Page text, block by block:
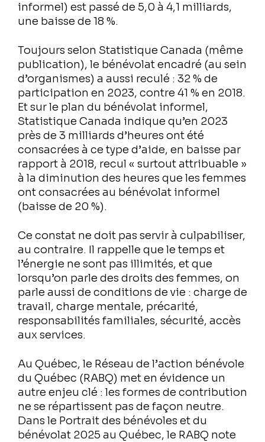
informel) est passé de 5,0 à 4,1 milliards,
une baisse de 18 %.
Toujours selon Statistique Canada (même
publication), le bénévolat encadré (au sein
d’organismes) a aussi reculé : 32 % de
participation en 2023, contre 41 % en 2018.
Et sur le plan du bénévolat informel,
Statistique Canada indique qu’en 2023
près de 3 milliards d’heures ont été
consacrées à ce type d’aide, en baisse par
rapport à 2018, recul « surtout attribuable »
à la diminution des heures que les femmes
ont consacrées au bénévolat informel
(baisse de 20 %).
Ce constat ne doit pas servir à culpabiliser,
au contraire. Il rappelle que le temps et
l’énergie ne sont pas illimités, et que
lorsqu’on parle des droits des femmes, on
parle aussi de conditions de vie : charge de
travail, charge mentale, précarité,
responsabilités familiales, sécurité, accès
aux services.
Au Québec, le Réseau de l’action bénévole
du Québec (RABQ) met en évidence un
autre enjeu clé : les formes de contribution
ne se répartissent pas de façon neutre.
Dans le Portrait des bénévoles et du
bénévolat 2025 au Québec, le RABQ note